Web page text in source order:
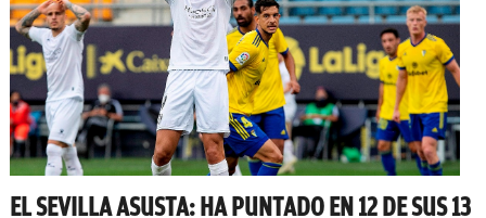
EL SEVILLA ASUSTA: HA PUNTADO EN 12 DE SUS 13